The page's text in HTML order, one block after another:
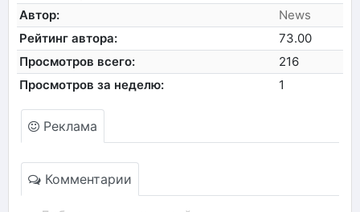
Автор:
News
Рейтинг автора:
73.00
Просмотров всего:
216
Просмотров за неделю:
1
Реклама
Комментарии